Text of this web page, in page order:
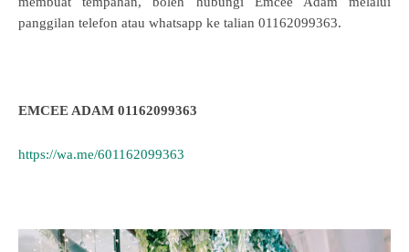
panggilan telefon atau whatsapp ke talian 01162099363.
EMCEE ADAM 01162099363
https://wa.me/601162099363